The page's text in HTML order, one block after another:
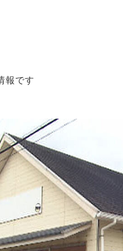
報です